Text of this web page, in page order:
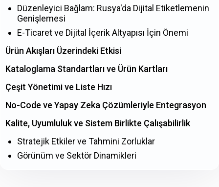
Düzenleyici Bağlam: Rusya'da Dijital Etiketlemenin
Genişlemesi
E-Ticaret ve Dijital İçerik Altyapısı İçin Önemi
Ürün Akışları Üzerindeki Etkisi
Kataloglama Standartları ve Ürün Kartları
Çeşit Yönetimi ve Liste Hızı
No-Code ve Yapay Zeka Çözümleriyle Entegrasyon
Kalite, Uyumluluk ve Sistem Birlikte Çalışabilirlik
Stratejik Etkiler ve Tahmini Zorluklar
Görünüm ve Sektör Dinamikleri